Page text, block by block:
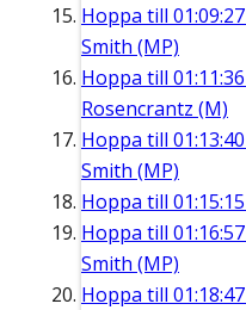
Hoppa till 01:09:27
Smith (MP)
Hoppa till 01:11:36
Rosencrantz (M)
Hoppa till 01:13:40
Smith (MP)
Hoppa till 01:15:15
Hoppa till 01:16:57
Smith (MP)
Hoppa till 01:18:47